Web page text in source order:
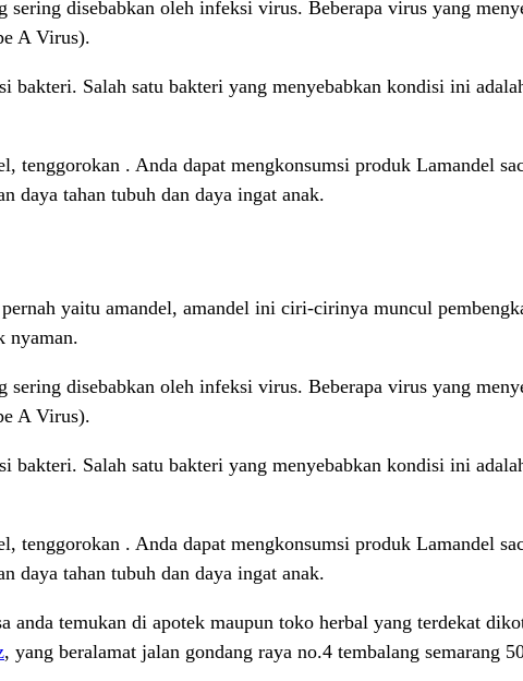
disebabkan oleh infeksi virus. Beberapa virus yang
A Virus).
bakteri. Salah satu bakteri yang menyebabkan kondisi ini
tenggorokan . Anda dapat mengkonsumsi produk Lamandel
daya tahan tubuh dan daya ingat anak.
yaitu amandel, amandel ini ciri-cirinya muncul
nyaman.
disebabkan oleh infeksi virus. Beberapa virus yang
A Virus).
bakteri. Salah satu bakteri yang menyebabkan kondisi ini
tenggorokan . Anda dapat mengkonsumsi produk Lamandel
daya tahan tubuh dan daya ingat anak.
temukan di apotek maupun toko herbal yang terdekat
, yang beralamat jalan gondang raya no.4 tembalang semarang